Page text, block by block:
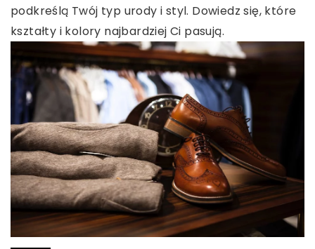
podkreślą Twój typ urody i styl. Dowiedz się, które
kształty i kolory najbardziej Ci pasują.